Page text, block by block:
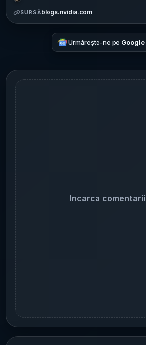
SURSĂblogs.nvidia.com
Urmărește-ne pe Google
Incarca